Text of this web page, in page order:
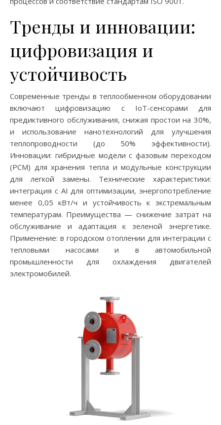
Тренды и инновации:
цифровизация и
устойчивость
Современные тренды в теплообменном оборудовании
включают цифровизацию с IoT-сенсорами для
предиктивного обслуживания, снижая простои на 30%,
и использование нанотехнологий для улучшения
теплопроводности (до 50% эффективности).
Инновации: гибридные модели с фазовым переходом
(PCM) для хранения тепла и модульные конструкции
для легкой замены. Технические характеристики:
интеграция с AI для оптимизации, энергопотребление
менее 0,05 кВт/ч и устойчивость к экстремальным
температурам. Преимущества — снижение затрат на
обслуживание и адаптация к зеленой энергетике.
Применение: в городском отоплении для интеграции с
тепловыми насосами и в автомобильной
промышленности для охлаждения двигателей
электромобилей.